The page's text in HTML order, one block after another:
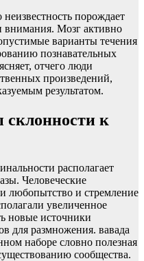
порождает
внимания. Мозг активно
варианты течения
познавательных
отчего люди
произведений,
результатом.
склонности к
располагает
Человеческие
любопытство и стремление
увеличенное
новые источники
для размножения. вавада
наборе словно полезная
сообщества.